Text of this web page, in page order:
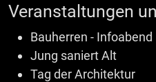
Veranstaltungen
Bauherren - Infoabend
Jung saniert Alt
Tag der Architektur